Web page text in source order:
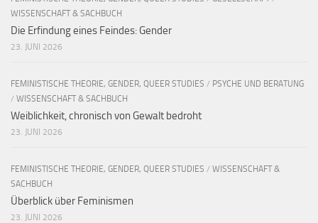
WISSENSCHAFT & SACHBUCH
Die Erfindung eines Feindes: Gender
23. JUNI 2026
FEMINISTISCHE THEORIE, GENDER, QUEER STUDIES / PSYCHE UND BERATUNG
/ WISSENSCHAFT & SACHBUCH
Weiblichkeit, chronisch von Gewalt bedroht
23. JUNI 2026
FEMINISTISCHE THEORIE, GENDER, QUEER STUDIES / WISSENSCHAFT &
SACHBUCH
Überblick über Feminismen
23. JUNI 2026